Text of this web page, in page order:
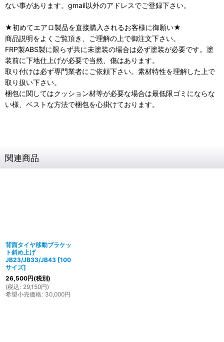
ない事があります。gmail以外のアドレスでご登録下さい。
★初めてエアロ製品を直接購入されるお客様に御願い★
商品説明をよくご覧頂き、ご理解の上で御注文下さい。
FRP製ABS製に限らず共に未塗装の場合は必ず塗装が必要です。塗
装前に下地仕上げが必要で当然、傷はあります。
取り付けは必ず専門業者にご依頼下さい。素材特性を理解した上で
取り扱い下さい。
梱包に関してはクッション材等が必要な場合は最低限ゴミにならな
い様、ベストな方法で梱包を心掛けております。
関連商品
背面タイヤ移動ブラケッ
ト斜め上げ
JB23/JB33/JB43 [100
サイズ]
26,500円(税別)
(税込 : 29,150円)
希望小売価格: 30,000円